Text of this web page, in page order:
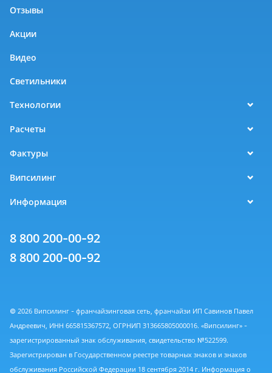
Отзывы
Акции
Видео
Светильники
Технологии
Расчеты
Фактуры
Випсилинг
Информация
8 800 200-00-92
8 800 200-00-92
© 2026 Випсилинг - франчайзинговая сеть, франчайзи ИП Савинов Павел
Андреевич, ИНН 665815367572, ОГРНИП 313665805000016. «Випсилинг» -
зарегистрированный знак обслуживания, свидетельство №522599.
Зарегистрирован в Государственном реестре товарных знаков и знаков
обслуживания Российской Федерации 18 сентября 2014 г. Информация о